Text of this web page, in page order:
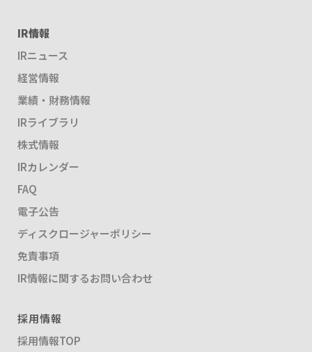
IR情報
IRニュース
経営情報
業績・財務情報
IRライブラリ
株式情報
IRカレンダー
FAQ
電子公告
ディスクロージャーポリシー
免責事項
IR情報に関するお問い合わせ
採用情報
採用情報TOP